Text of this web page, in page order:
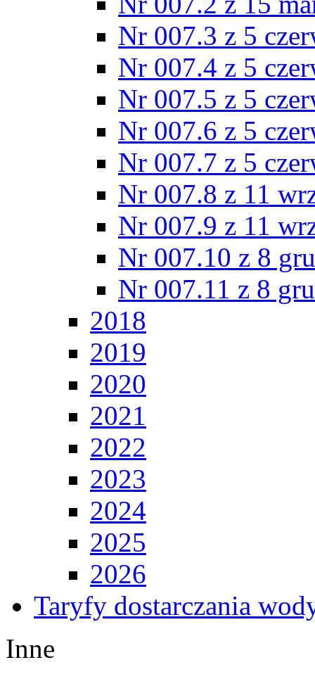
Nr 007.3 z 5
Nr 007.4 z 5
Nr 007.5 z 5
Nr 007.6 z 5
Nr 007.7 z 5
Nr 007.8 z 11
Nr 007.9 z 11
Nr 007.10 z 8
Nr 007.11 z 8
2018
2019
2020
2021
2022
2023
2024
2025
2026
Taryfy dostarczania
Inne